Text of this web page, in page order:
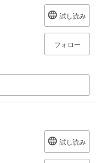
試し読み
フォロー
試し読み